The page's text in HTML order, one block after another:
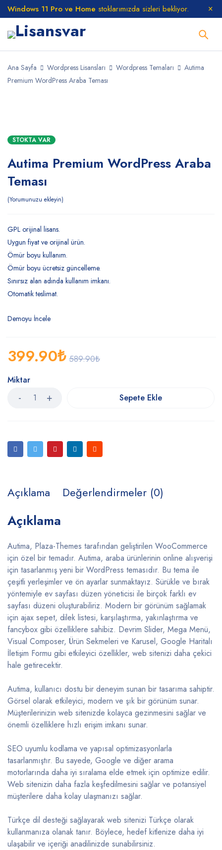
Windows 11 Pro ve Home stoklarımızda sizleri bekliyor.
Ana Sayfa Wordpress Lisansları Wordpress Temaları
Autima
Premium WordPress Araba Teması
STOKTA VAR
Autima Premium WordPress Araba
Teması
Yorumunuzu ekleyin
GPL orijinal lisans.
Uygun fiyat ve orijinal ürün.
Ömür boyu kullanım.
Ömür boyu ücretsiz güncelleme.
Sınırsız alan adında kullanım imkanı.
Otomatik teslimat.
Demoyu İncele
589.90₺
399.90₺
Miktar
Sepete Ekle
Açıklama Değerlendirmeler (0)
Açıklama
Autima, Plaza-Themes tarafından geliştirilen WooCommerce
için özel bir temadır. Autima, araba ürünlerinin online alışverişi
için tasarlanmış yeni bir WordPress temasıdır. Bu tema ile
çeşitli yerleşimler ve ön ayarlar sunmaktayız. Sürükle ve bırak
yöntemiyle ev sayfası düzen yöneticisi ile birçok farklı ev
sayfası düzeni oluşturabiliriz. Modern bir görünüm sağlamak
için ajax sepet, dilek listesi, karşılaştırma, yakınlaştırma ve
fancybox gibi özelliklere sahibiz. Devrim Slider, Mega Menü,
Visual Composer, Ürün Sekmeleri ve Karusel, Google Haritalı
İletişim Formu gibi etkileyici özellikler, web sitenizi daha çekici
hale getirecektir.
Autima, kullanıcı dostu bir deneyim sunan bir tasarıma sahiptir.
Görsel olarak etkileyici, modern ve şık bir görünüm sunar.
Müşterilerinizin web sitenizde kolayca gezinmesini sağlar ve
önemli özelliklere hızlı erişim imkanı sunar.
SEO uyumlu kodlama ve yapısal optimizasyonlarla
tasarlanmıştır. Bu sayede, Google ve diğer arama
motorlarında daha iyi sıralama elde etmek için optimize edilir.
Web sitenizin daha fazla keşfedilmesini sağlar ve potansiyel
müşterilere daha kolay ulaşmanızı sağlar.
Türkçe dil desteği sağlayarak web sitenizi Türkçe olarak
kullanmanıza olanak tanır. Böylece, hedef kitlenize daha iyi
ulaşabilir ve içeriği anadilinizde sunabilirsiniz.